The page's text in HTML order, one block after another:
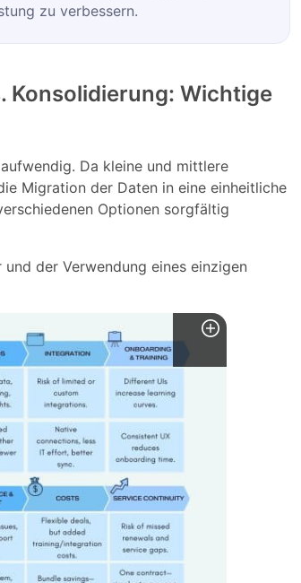
zu verbessern.
Konsolidierung: Wichtige
Da kleine und mittlere
Migration der Daten in eine einheitliche
Optionen sorgfältig
der Verwendung eines einzigen